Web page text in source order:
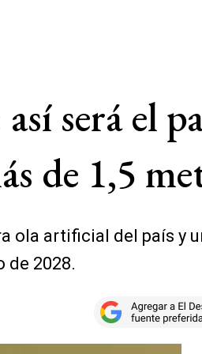
será el
de 1,5
ola artificial del país y
de 2028.